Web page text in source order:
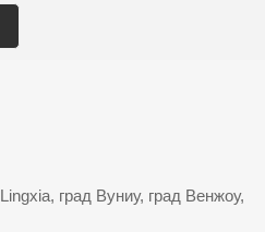
град Вуниу, град Венжоу,